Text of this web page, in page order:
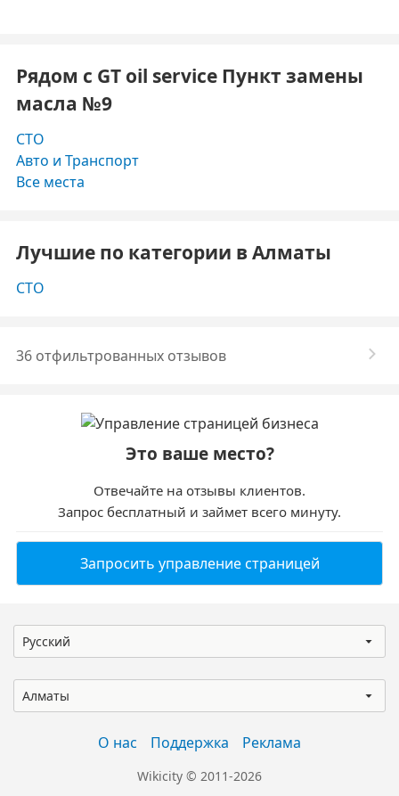
Рядом с GT oil service Пункт замены
масла №9
СТО
Авто и Транспорт
Все места
Лучшие по категории в Алматы
СТО
36 отфильтрованных отзывов
Это ваше место?
Отвечайте на отзывы клиентов.
Запрос бесплатный и займет всего минуту.
Запросить управление страницей
Русский
Алматы
О нас Поддержка Реклама
Wikicity © 2011-2026